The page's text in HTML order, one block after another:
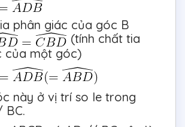
phân giác của góc B
(tính chất tia
của một góc)
này ở vị trí so le trong
BC.